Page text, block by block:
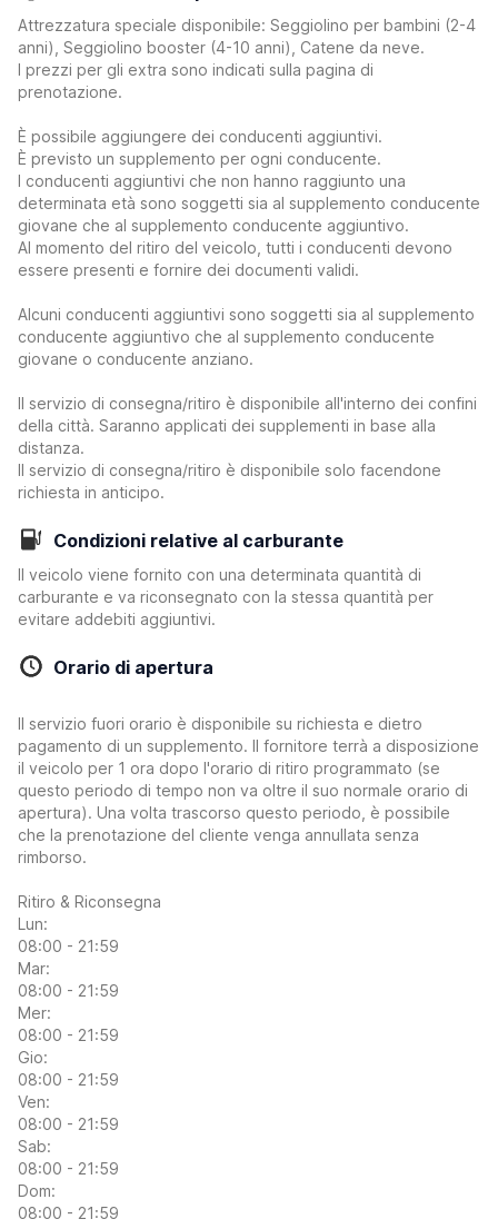
Attrezzatura speciale disponibile: Seggiolino per bambini (2-4
anni), Seggiolino booster (4-10 anni), Catene da neve.
I prezzi per gli extra sono indicati sulla pagina di
prenotazione.
È possibile aggiungere dei conducenti aggiuntivi.
È previsto un supplemento per ogni conducente.
I conducenti aggiuntivi che non hanno raggiunto una
determinata età sono soggetti sia al supplemento conducente
giovane che al supplemento conducente aggiuntivo.
Al momento del ritiro del veicolo, tutti i conducenti devono
essere presenti e fornire dei documenti validi.
Alcuni conducenti aggiuntivi sono soggetti sia al supplemento
conducente aggiuntivo che al supplemento conducente
giovane o conducente anziano.
Il servizio di consegna/ritiro è disponibile all'interno dei confini
della città. Saranno applicati dei supplementi in base alla
distanza.
Il servizio di consegna/ritiro è disponibile solo facendone
richiesta in anticipo.
Condizioni relative al carburante
Il veicolo viene fornito con una determinata quantità di
carburante e va riconsegnato con la stessa quantità per
evitare addebiti aggiuntivi.
Orario di apertura
Il servizio fuori orario è disponibile su richiesta e dietro
pagamento di un supplemento. Il fornitore terrà a disposizione
il veicolo per 1 ora dopo l'orario di ritiro programmato (se
questo periodo di tempo non va oltre il suo normale orario di
apertura). Una volta trascorso questo periodo, è possibile
che la prenotazione del cliente venga annullata senza
rimborso.
Ritiro & Riconsegna
Lun:
08:00 - 21:59
Mar:
08:00 - 21:59
Mer:
08:00 - 21:59
Gio:
08:00 - 21:59
Ven:
08:00 - 21:59
Sab:
08:00 - 21:59
Dom:
08:00 - 21:59